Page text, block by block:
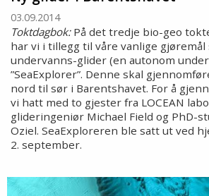
03.09.2014
Toktdagbok: På det tredje bio-geo
har vi i tillegg til våre vanlige
undervanns-glider (en autonom
”SeaExplorer”. Denne skal
nord til sør i Barentshavet. For å
vi hatt med to gjester fra LOCEAN
glideringeniør Michael Field og PhD-
Oziel. SeaExploreren ble satt ut ved
2. september.